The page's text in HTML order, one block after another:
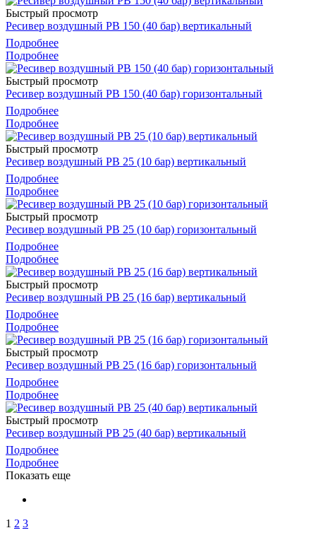
Быстрый просмотр
Ресивер воздушный РВ 150 (40 бар) вертикальный
Подробнее
Подробнее
Быстрый просмотр
Ресивер воздушный РВ 150 (40 бар) горизонтальный
Подробнее
Подробнее
Быстрый просмотр
Ресивер воздушный РВ 25 (10 бар) вертикальный
Подробнее
Подробнее
Быстрый просмотр
Ресивер воздушный РВ 25 (10 бар) горизонтальный
Подробнее
Подробнее
Быстрый просмотр
Ресивер воздушный РВ 25 (16 бар) вертикальный
Подробнее
Подробнее
Быстрый просмотр
Ресивер воздушный РВ 25 (16 бар) горизонтальный
Подробнее
Подробнее
Быстрый просмотр
Ресивер воздушный РВ 25 (40 бар) вертикальный
Подробнее
Подробнее
Показать еще
1 2 3